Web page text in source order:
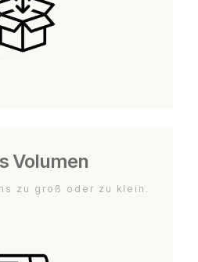
Volumen
zu groß oder zu klein.